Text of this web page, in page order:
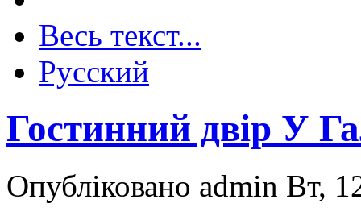
Весь текст...
Русский
Гостинний двір У
Опубліковано admin Вт,